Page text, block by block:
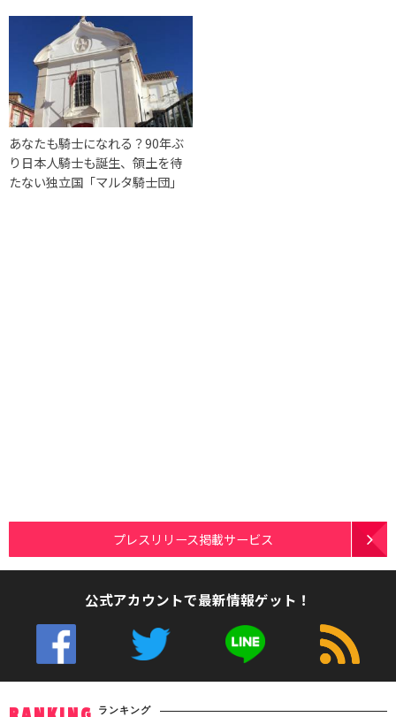
あなたも騎士になれる？90年ぶ
り日本人騎士も誕生、領土を待
たない独立国「マルタ騎士団」
プレスリリース掲載サービス
公式アカウントで最新情報ゲット！
ランキング